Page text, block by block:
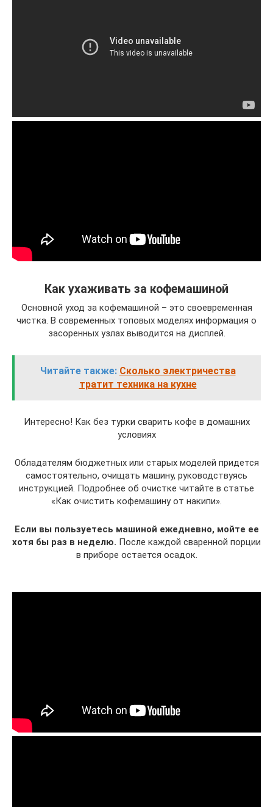
Как ухаживать за кофемашиной
Основной уход за кофемашиной – это своевременная
чистка. В современных топовых моделях информация о
засоренных узлах выводится на дисплей.
Читайте также: Сколько электричества
тратит техника на кухне
Интересно! Как без турки сварить кофе в домашних
условиях
Обладателям бюджетных или старых моделей придется
самостоятельно, очищать машину, руководствуясь
инструкцией. Подробнее об очистке читайте в статье
«Как очистить кофемашину от накипи».
Если вы пользуетесь машиной ежедневно, мойте ее
хотя бы раз в неделю. После каждой сваренной порции
в приборе остается осадок.